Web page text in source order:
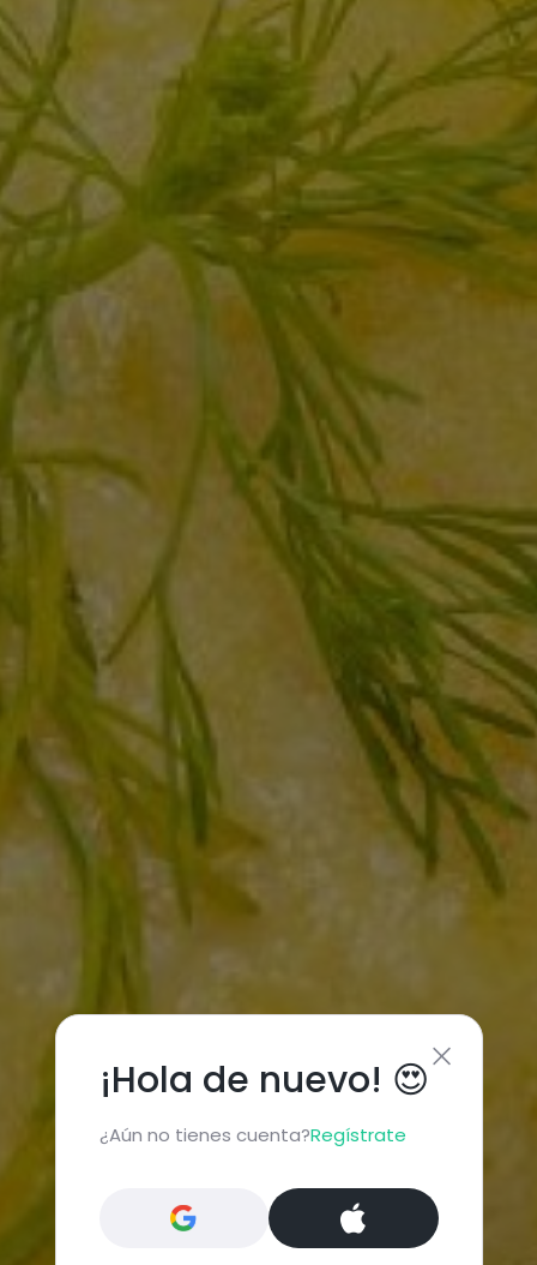
¡Hola de nuevo! 😍
¿Aún no tienes cuenta?Regístrate